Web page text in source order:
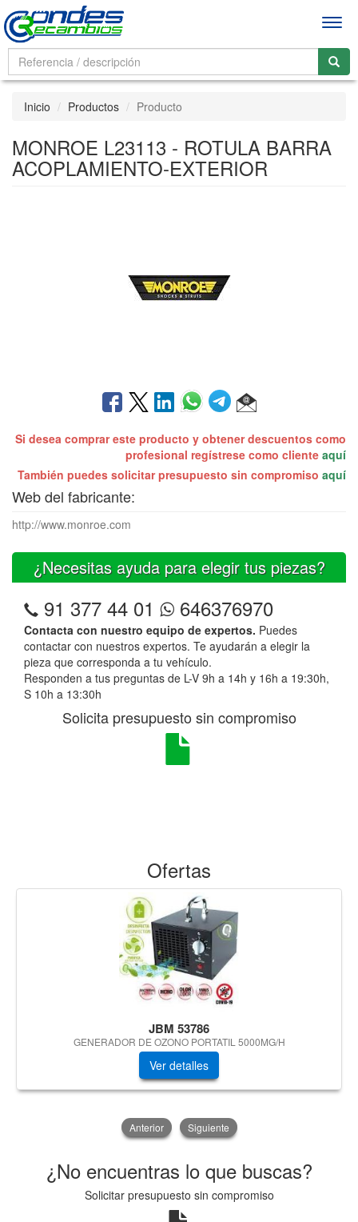
Inicio Productos Producto
MONROE L23113 - ROTULA BARRA
ACOPLAMIENTO-EXTERIOR
Si desea comprar este producto y obtener descuentos como
profesional regístrese como cliente aquí
También puedes solicitar presupuesto sin compromiso aquí
Web del fabricante:
http://www.monroe.com
¿Necesitas ayuda para elegir tus piezas?
91 377 44 01 646376970
Contacta con nuestro equipo de expertos. Puedes
contactar con nuestros expertos. Te ayudarán a elegir la
pieza que corresponda a tu vehículo.
Responden a tus preguntas de L-V 9h a 14h y 16h a 19:30h,
S 10h a 13:30h
Solicita presupuesto sin compromiso
Ofertas
JBM 53786
GENERADOR DE OZONO PORTATIL 5000MG/H
Ver detalles
Anterior Siguiente
¿No encuentras lo que buscas?
Solicitar presupuesto sin compromiso